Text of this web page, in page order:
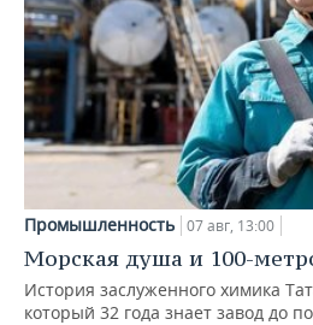
Промышленность 07 авг, 13:00
Морская душа и 100-
История заслуженного химика
который 32 года знает завод до